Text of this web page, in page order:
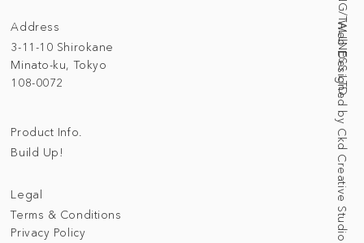
Address
3-11-10 Shirokane
Minato-ku, Tokyo
108-0072
Web Designed by Ckd Creative Studio
Legal
Terms & Conditions
Privacy Policy
Product Info.
Build Up!